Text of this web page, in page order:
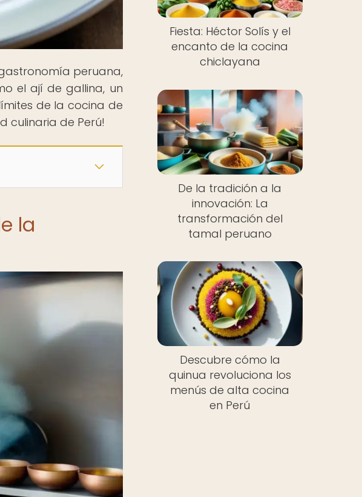
peruana,
el ají de gallina, un
de la cocina de
culinaria de Perú!
la
Fiesta: Héctor Solís y el
encanto de la cocina
chiclayana
De la tradición a la
innovación: La
transformación del
tamal peruano
Descubre cómo la
quinua revoluciona los
menús de alta cocina
en Perú